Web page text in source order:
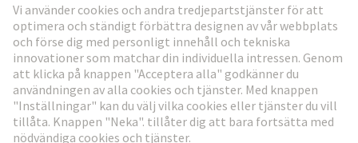
Gå till registrering
Social Media